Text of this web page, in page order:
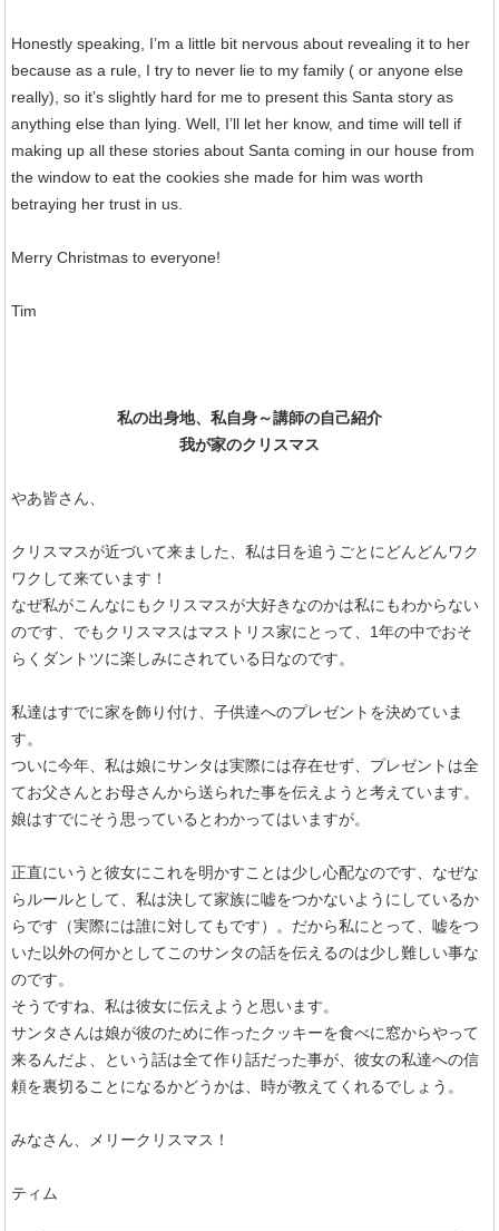
Honestly speaking, I’m a little bit nervous about revealing it to her
because as a rule, I try to never lie to my family ( or anyone else
really), so it’s slightly hard for me to present this Santa story as
anything else than lying. Well, I’ll let her know, and time will tell if
making up all these stories about Santa coming in our house from
the window to eat the cookies she made for him was worth
betraying her trust in us.
Merry Christmas to everyone!
Tim
私の出身地、私自身～講師の自己紹介
我が家のクリスマス
やあ皆さん、
クリスマスが近づいて来ました、私は日を追うごとにどんどんワク
ワクして来ています！
なぜ私がこんなにもクリスマスが大好きなのかは私にもわからない
のです、でもクリスマスはマストリス家にとって、1年の中でおそ
らくダントツに楽しみにされている日なのです。
私達はすでに家を飾り付け、子供達へのプレゼントを決めていま
す。
ついに今年、私は娘にサンタは実際には存在せず、プレゼントは全
てお父さんとお母さんから送られた事を伝えようと考えています。
娘はすでにそう思っているとわかってはいますが。
正直にいうと彼女にこれを明かすことは少し心配なのです、なぜな
らルールとして、私は決して家族に嘘をつかないようにしているか
らです（実際には誰に対してもです）。だから私にとって、嘘をつ
いた以外の何かとしてこのサンタの話を伝えるのは少し難しい事な
のです。
そうですね、私は彼女に伝えようと思います。
サンタさんは娘が彼のために作ったクッキーを食べに窓からやって
来るんだよ、という話は全て作り話だった事が、彼女の私達への信
頼を裏切ることになるかどうかは、時が教えてくれるでしょう。
みなさん、メリークリスマス！
ティム